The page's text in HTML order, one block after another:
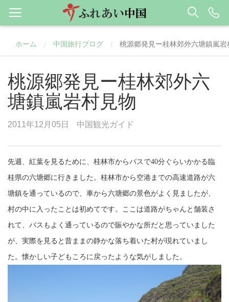
ホーム / 中国旅行ブログ / 桃源郷発見ー桂林郊外六塘鎮嵐岩
桃源郷発見ー桂林郊外六
塘鎮嵐岩村見物
2011年12月05日 中国観光ガイド
先週、紅葉を見るために、桂林市からバスで40分ぐらいかかる臨
桂県の六塘郷に行きました。 桂林市から空港までの高速道路が六
塘鎮を通っているので、車から六塘郷の景色がよく見ましたが、
村の中に入ったことは初めてです。ここは道路がちゃんと舗装さ
れて、バスもよく通っているので賑やかな所だと思っていました
が、実際を見ると昔ままの静かな落ち着いた村が現れていまし
た。懐かしい子どもころに戻ったような気がしました。